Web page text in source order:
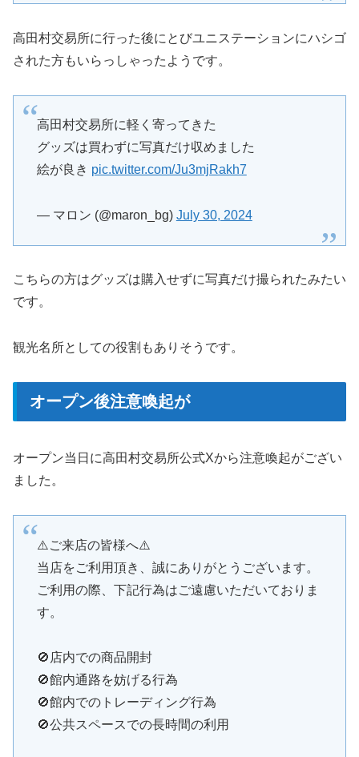
高田村交易所に行った後にとびユニステーションにハシゴ
された方もいらっしゃったようです。
高田村交易所に軽く寄ってきた
グッズは買わずに写真だけ収めました
絵が良き pic.twitter.com/Ju3mjRakh7
— マロン (@maron_bg) July 30, 2024
こちらの方はグッズは購入せずに写真だけ撮られたみたい
です。
観光名所としての役割もありそうです。
オープン後注意喚起が
オープン当日に高田村交易所公式Xから注意喚起がござい
ました。
⚠️ご来店の皆様へ⚠️
当店をご利用頂き、誠にありがとうございます。
ご利用の際、下記行為はご遠慮いただいておりま
す。
🚫店内での商品開封
🚫館内通路を妨げる行為
🚫館内でのトレーディング行為
🚫公共スペースでの長時間の利用